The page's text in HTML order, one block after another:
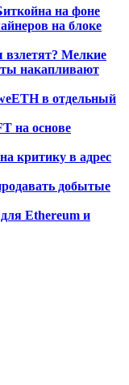
на фоне
на блоке
взлетят? Мелкие
накапливают
в отдельный
на основе
критику в адрес
добытые
Ethereum и